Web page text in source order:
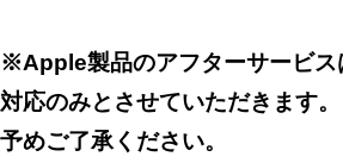
※Apple製品のアフターサービス
対応のみとさせていただきます。
予めご了承ください。